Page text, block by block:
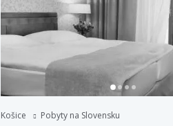
Košice Pobyty na Slovensku